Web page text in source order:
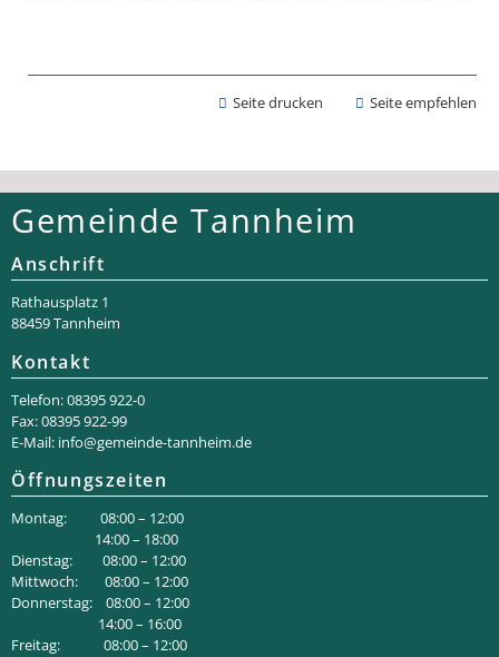
Seite drucken Seite empfehlen
Gemeinde Tannheim
Anschrift
Rathaus­platz 1
88459 Tannheim
Kontakt
Telefon: 08395 922-0
Fax: 08395 922-99
E-Mail: info@gemeinde-tannheim.de
Öffnungszeiten
Montag: 08:00 – 12:00
14:00 – 18:00
Dienstag: 08:00 – 12:00
Mittwoch: 08:00 – 12:00
Donnerstag: 08:00 – 12:00
14:00 – 16:00
Freitag: 08:00 – 12:00